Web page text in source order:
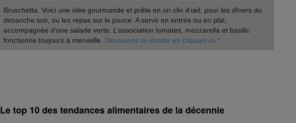
Bruschetta. Voici une idée gourmande et prête en un clin d’œil, pour les dîners du
dimanche soir, ou les repas sur le pouce. A servir en entrée ou en plat,
accompagnée d’une salade verte. L’association tomates, mozzarella et basilic
fonctionne toujours à merveille. Découvrez la recette en cliquant ici !
Le top 10 des tendances alimentaires de la décennie